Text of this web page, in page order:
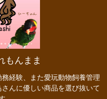
もんまま
経験、また愛玩動物飼養管理
んに優しい商品を選び抜いて